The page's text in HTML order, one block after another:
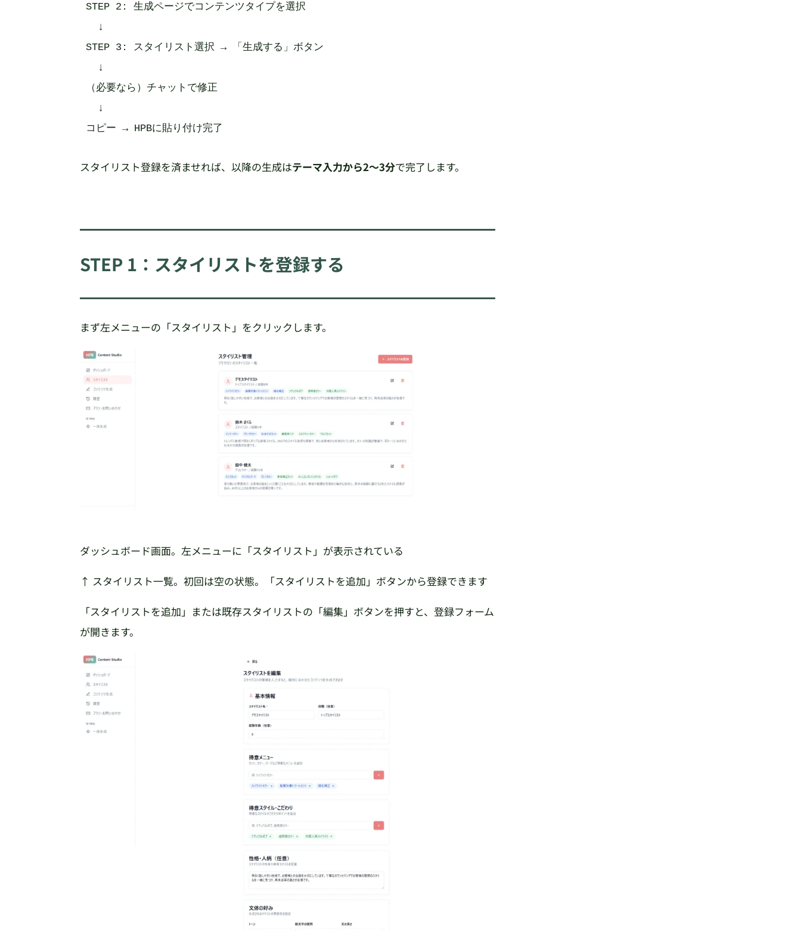
STEP 2: 生成ページでコンテンツタイプを選択
STEP 3: スタイリスト選択 → 「生成する」ボタン
（必要なら）チャットで修正
コピー → HPBに貼り付け完了
スタイリスト登録を済ませれば、以降の生成はテーマ入力から2〜3分で完了します。
STEP 1：スタイリストを登録する
まず左メニューの「スタイリスト」をクリックします。
ダッシュボード画面。左メニューに「スタイリスト」が表示されている
↑ スタイリスト一覧。初回は空の状態。「スタイリストを追加」ボタンから登録できます
「スタイリストを追加」または既存スタイリストの「編集」ボタンを押すと、登録フォーム
が開きます。